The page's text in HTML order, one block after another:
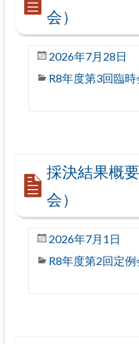
会）
2026年7月28日
R8年度第3回臨時
採決結果概
会）
2026年7月1日
R8年度第2回定例